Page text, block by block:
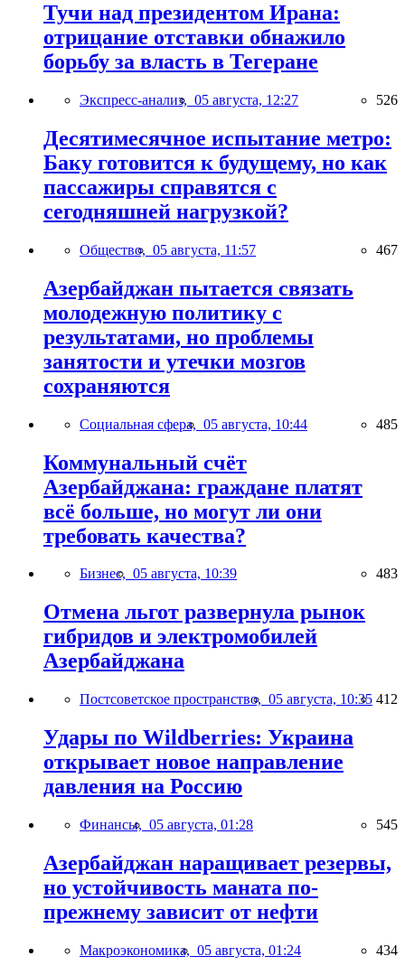
Тучи над президентом Ирана:
отрицание отставки обнажило
борьбу за власть в Тегеране
Экспресс-анализ, 05 августа, 12:27 526
Десятимесячное испытание метро:
Баку готовится к будущему, но как
пассажиры справятся с
сегодняшней нагрузкой?
Общество, 05 августа, 11:57 467
Азербайджан пытается связать
молодежную политику с
результатами, но проблемы
занятости и утечки мозгов
сохраняются
Социальная сфера, 05 августа, 10:44 485
Коммунальный счёт
Азербайджана: граждане платят
всё больше, но могут ли они
требовать качества?
Бизнес, 05 августа, 10:39 483
Отмена льгот развернула рынок
гибридов и электромобилей
Азербайджана
Постсоветское пространство, 05 августа, 10:35 412
Удары по Wildberries: Украина
открывает новое направление
давления на Россию
Финансы, 05 августа, 01:28 545
Азербайджан наращивает резервы,
но устойчивость маната по-
прежнему зависит от нефти
Макроэкономика, 05 августа, 01:24 434